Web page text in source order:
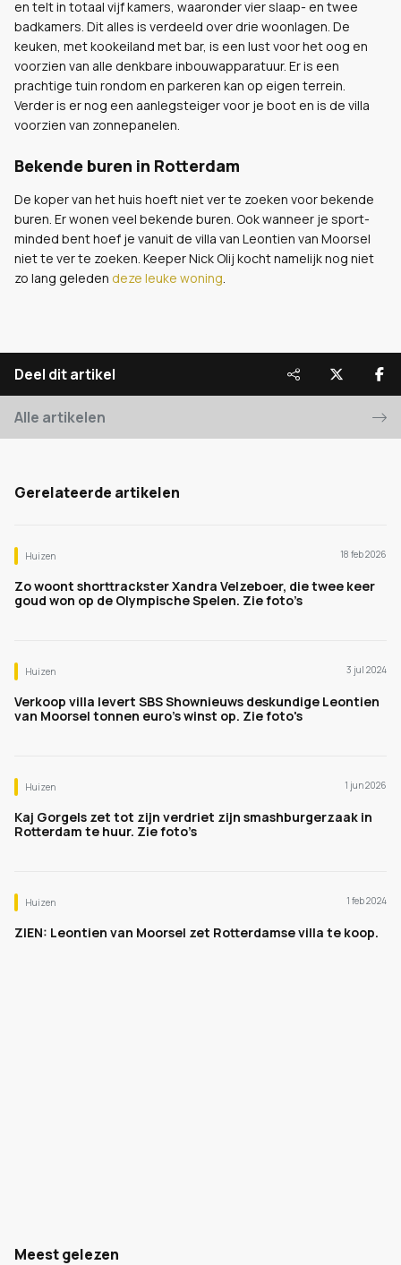
en telt in totaal vijf kamers, waaronder vier slaap- en twee
badkamers. Dit alles is verdeeld over drie woonlagen. De
keuken, met kookeiland met bar, is een lust voor het oog en
voorzien van alle denkbare inbouwapparatuur. Er is een
prachtige tuin rondom en parkeren kan op eigen terrein.
Verder is er nog een aanlegsteiger voor je boot en is de villa
voorzien van zonnepanelen.
Bekende buren in Rotterdam
De koper van het huis hoeft niet ver te zoeken voor bekende
buren. Er wonen veel bekende buren. Ook wanneer je sport-
minded bent hoef je vanuit de villa van Leontien van Moorsel
niet te ver te zoeken. Keeper Nick Olij kocht namelijk nog niet
zo lang geleden deze leuke woning.
Deel dit artikel
Alle artikelen
Gerelateerde artikelen
Huizen 18 feb 2026
Zo woont shorttrackster Xandra Velzeboer, die twee keer
goud won op de Olympische Spelen. Zie foto’s
Huizen 3 jul 2024
Verkoop villa levert SBS Shownieuws deskundige Leontien
van Moorsel tonnen euro's winst op. Zie foto's
Huizen 1 jun 2026
Kaj Gorgels zet tot zijn verdriet zijn smashburgerzaak in
Rotterdam te huur. Zie foto’s
Huizen 1 feb 2024
ZIEN: Leontien van Moorsel zet Rotterdamse villa te koop.
Meest gelezen